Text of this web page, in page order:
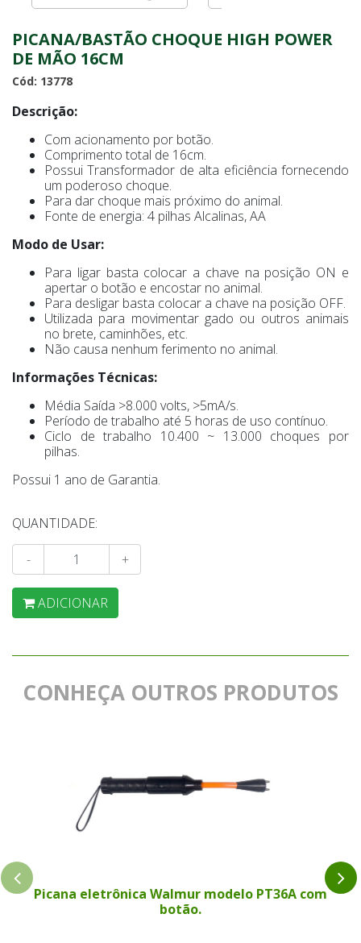
PICANA/BASTÃO CHOQUE HIGH POWER
DE MÃO 16CM
Cód: 13778
Descrição:
Com acionamento por botão.
Comprimento total de 16cm.
Possui Transformador de alta eficiência fornecendo
um poderoso choque.
Para dar choque mais próximo do animal.
Fonte de energia: 4 pilhas Alcalinas, AA
Modo de Usar:
Para ligar basta colocar a chave na posição ON e
apertar o botão e encostar no animal.
Para desligar basta colocar a chave na posição OFF.
Utilizada para movimentar gado ou outros animais
no brete, caminhões, etc.
Não causa nenhum ferimento no animal.
Informações Técnicas:
Média Saída >8.000 volts, >5mA/s.
Período de trabalho até 5 horas de uso contínuo.
Ciclo de trabalho 10.400 ~ 13.000 choques por
pilhas.
Possui 1 ano de Garantia.
QUANTIDADE:
- +
ADICIONAR
CONHEÇA OUTROS PRODUTOS
Picana eletrônica Walmur modelo PT36A com
botão.